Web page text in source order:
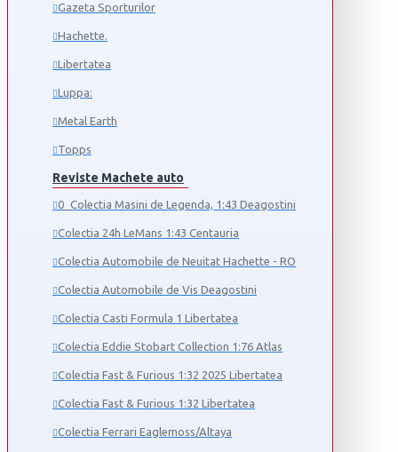
Gazeta Sporturilor
Hachette.
Libertatea
Luppa:
Metal Earth
Topps
Reviste Machete auto
0_Colectia Masini de Legenda, 1:43 Deagostini
Colectia 24h LeMans 1:43 Centauria
Colectia Automobile de Neuitat Hachette - RO
Colectia Automobile de Vis Deagostini
Colectia Casti Formula 1 Libertatea
Colectia Eddie Stobart Collection 1:76 Atlas
Colectia Fast & Furious 1:32 2025 Libertatea
Colectia Fast & Furious 1:32 Libertatea
Colectia Ferrari Eaglemoss/Altaya